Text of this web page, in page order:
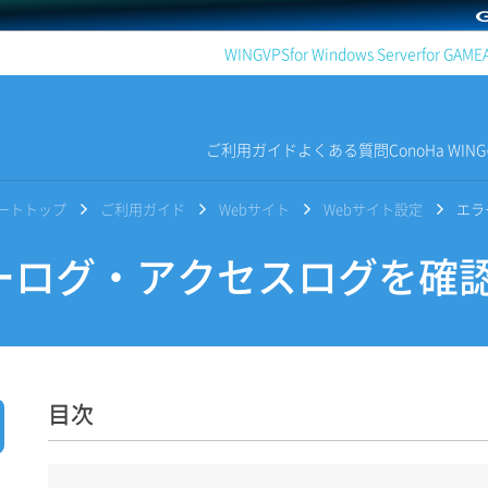
WINGVPSfor Windows Serverfor GAME
ご利用ガイド よくある質問ConoHa
トトップ ご利用ガイド Webサイト Webサイト設定 エ
グ・アクセスログを確
目次